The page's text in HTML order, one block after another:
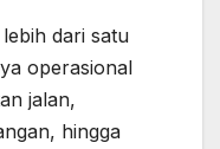
dari satu
operasional
jalan,
hingga